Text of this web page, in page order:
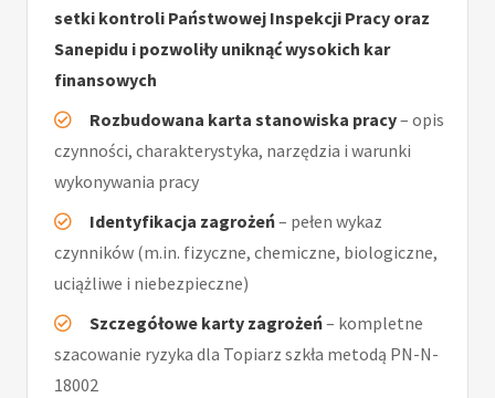
setki kontroli Państwowej Inspekcji Pracy oraz
Sanepidu i pozwoliły uniknąć wysokich kar
finansowych
Rozbudowana karta stanowiska pracy– opis
czynności, charakterystyka, narzędzia i warunki
wykonywania pracy
Identyfikacja zagrożeń– pełen wykaz
czynników (m.in. fizyczne, chemiczne, biologiczne,
uciążliwe i niebezpieczne)
Szczegółowe karty zagrożeń– kompletne
szacowanie ryzyka dla Topiarz szkła metodą PN-N-
18002